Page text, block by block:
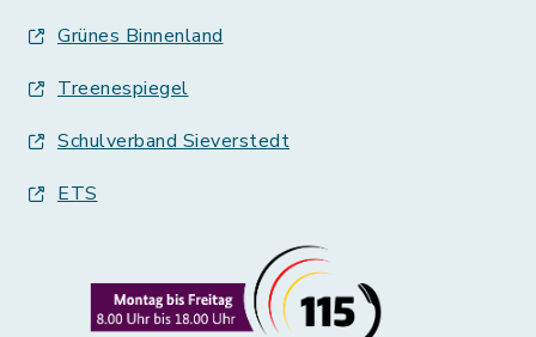
Grünes Binnenland
Treenespiegel
Schulverband Sieverstedt
ETS